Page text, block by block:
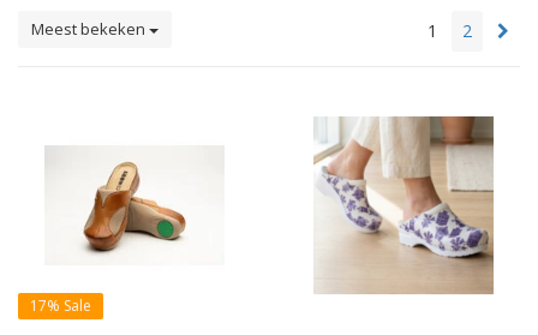
Meest bekeken 1 2
17% Sale